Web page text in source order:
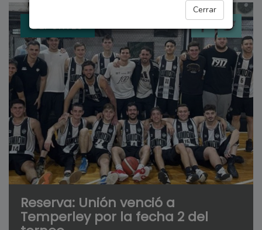
Cerrar
DEPORTES
Reserva: Unión venció a
Temperley por la fecha 2 del